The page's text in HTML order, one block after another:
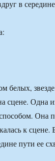
в середине
белых,
сцене. Одна
Она
к
пути ее